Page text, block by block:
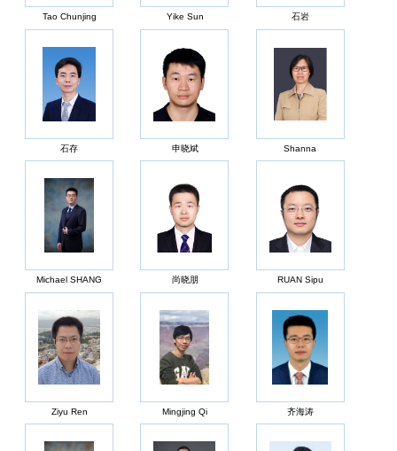
Tao Chunjing Yike Sun 石岩
石存 申晓斌 Shanna
Michael SHANG 尚晓朋 RUAN Sipu
Ziyu Ren Mingjing Qi 齐海涛